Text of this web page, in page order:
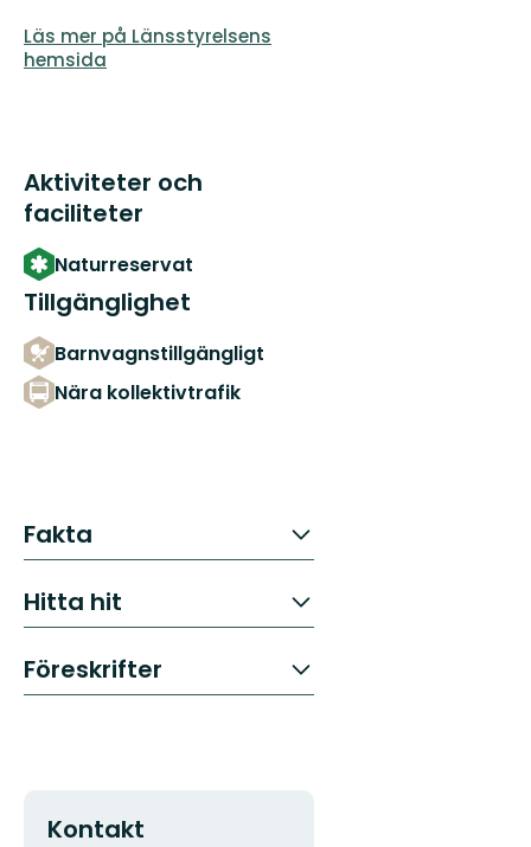
Läs mer på Länsstyrelsens
hemsida
Aktiviteter och
faciliteter
Naturreservat
Tillgänglighet
Barnvagnstillgängligt
Nära kollektivtrafik
Fakta
Hitta hit
Föreskrifter
Kontakt